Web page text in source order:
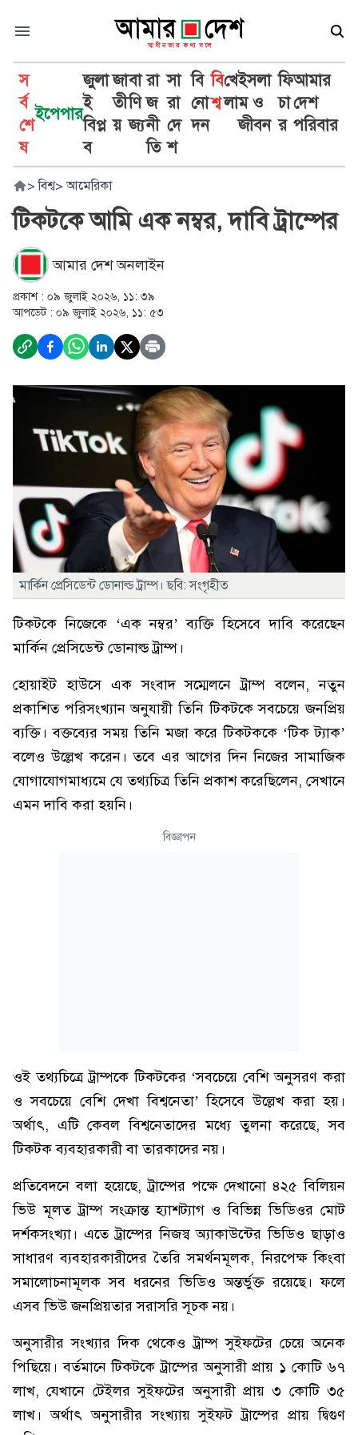
স
র্ব
শে
ষ
ইপেপার
জুলা
ই
বিপ্ল
ব
জা
তী
য়
বা
ণি
জ্য
রা
জ
নী
তি
সা
রা
দে
শ
বি
নো
দন
বি
শ্ব
খে
লা
ইসলা
ম ও
জীবন
ফি
চা
র
আমার
দেশ
পরিবার
> বিশ্ব> আমেরিকা
টিকটকে আমি এক নম্বর, দাবি ট্রাম্পের
আমার দেশ অনলাইন
প্রকাশ : ০৯ জুলাই ২০২৬, ১১: ৩৯
আপডেট : ০৯ জুলাই ২০২৬, ১১: ৫৩
মার্কিন প্রেসিডেন্ট ডোনাল্ড ট্রাম্প। ছবি: সংগৃহীত
টিকটকে নিজেকে ‘এক নম্বর’ ব্যক্তি হিসেবে দাবি করেছেন
মার্কিন প্রেসিডেন্ট ডোনাল্ড ট্রাম্প।
হোয়াইট হাউসে এক সংবাদ সম্মেলনে ট্রাম্প বলেন, নতুন
প্রকাশিত পরিসংখ্যান অনুযায়ী তিনি টিকটকে সবচেয়ে জনপ্রিয়
ব্যক্তি। বক্তব্যের সময় তিনি মজা করে টিকটককে ‘টিক ট্যাক’
বলেও উল্লেখ করেন। তবে এর আগের দিন নিজের সামাজিক
যোগাযোগমাধ্যমে যে তথ্যচিত্র তিনি প্রকাশ করেছিলেন, সেখানে
এমন দাবি করা হয়নি।
বিজ্ঞাপন
ওই তথ্যচিত্রে ট্রাম্পকে টিকটকের ‘সবচেয়ে বেশি অনুসরণ করা
ও সবচেয়ে বেশি দেখা বিশ্বনেতা’ হিসেবে উল্লেখ করা হয়।
অর্থাৎ, এটি কেবল বিশ্বনেতাদের মধ্যে তুলনা করেছে, সব
টিকটক ব্যবহারকারী বা তারকাদের নয়।
প্রতিবেদনে বলা হয়েছে, ট্রাম্পের পক্ষে দেখানো ৪২৫ বিলিয়ন
ভিউ মূলত ট্রাম্প সংক্রান্ত হ্যাশট্যাগ ও বিভিন্ন ভিডিওর মোট
দর্শকসংখ্যা। এতে ট্রাম্পের নিজস্ব অ্যাকাউন্টের ভিডিও ছাড়াও
সাধারণ ব্যবহারকারীদের তৈরি সমর্থনমূলক, নিরপেক্ষ কিংবা
সমালোচনামূলক সব ধরনের ভিডিও অন্তর্ভুক্ত রয়েছে। ফলে
এসব ভিউ জনপ্রিয়তার সরাসরি সূচক নয়।
অনুসারীর সংখ্যার দিক থেকেও ট্রাম্প সুইফটের চেয়ে অনেক
পিছিয়ে। বর্তমানে টিকটকে ট্রাম্পের অনুসারী প্রায় ১ কোটি ৬৭
লাখ, যেখানে টেইলর সুইফটের অনুসারী প্রায় ৩ কোটি ৩৫
লাখ। অর্থাৎ অনুসারীর সংখ্যায় সুইফট ট্রাম্পের প্রায় দ্বিগুণ